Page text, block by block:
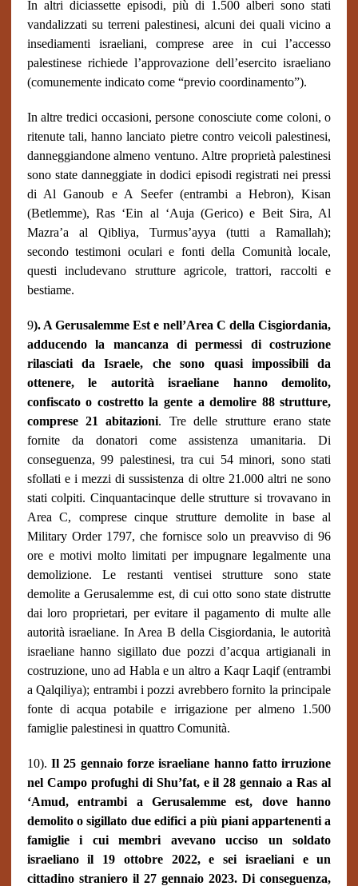
In altri diciassette episodi, più di 1.500 alberi sono stati
vandalizzati su terreni palestinesi, alcuni dei quali vicino a
insediamenti israeliani, comprese aree in cui l’accesso
palestinese richiede l’approvazione dell’esercito israeliano
(comunemente indicato come “previo coordinamento”).
In altre tredici occasioni, persone conosciute come coloni, o
ritenute tali, hanno lanciato pietre contro veicoli palestinesi,
danneggiandone almeno ventuno. Altre proprietà palestinesi
sono state danneggiate in dodici episodi registrati nei pressi
di Al Ganoub e A Seefer (entrambi a Hebron), Kisan
(Betlemme), Ras ‘Ein al ‘Auja (Gerico) e Beit Sira, Al
Mazra’a al Qibliya, Turmus’ayya (tutti a Ramallah);
secondo testimoni oculari e fonti della Comunità locale,
questi includevano strutture agricole, trattori, raccolti e
bestiame.
9). A Gerusalemme Est e nell’Area C della Cisgiordania,
adducendo la mancanza di permessi di costruzione
rilasciati da Israele,
che sono quasi impossibili da
ottenere, le autorità israeliane hanno demolito,
confiscato o costretto la gente a demolire 88 strutture,
comprese 21 abitazioni. Tre delle strutture erano state
fornite da donatori come assistenza umanitaria. Di
conseguenza, 99 palestinesi, tra cui 54 minori, sono stati
sfollati e i mezzi di sussistenza di oltre 21.000 altri ne sono
stati colpiti. Cinquantacinque delle strutture si trovavano in
Area C, comprese cinque strutture demolite in base al
Military Order 1797, che fornisce solo un preavviso di 96
ore e motivi molto limitati per impugnare legalmente una
demolizione. Le restanti ventisei strutture sono state
demolite a Gerusalemme est, di cui otto sono state distrutte
dai loro proprietari, per evitare il pagamento di multe alle
autorità israeliane. In Area B della Cisgiordania, le autorità
israeliane hanno sigillato due pozzi d’acqua artigianali in
costruzione, uno ad Habla e un altro a Kaqr Laqif (entrambi
a Qalqiliya); entrambi i pozzi avrebbero fornito la principale
fonte di acqua potabile e irrigazione per almeno 1.500
famiglie palestinesi in quattro Comunità.
10). Il 25 gennaio forze israeliane hanno fatto irruzione
nel Campo profughi di Shu’fat, e il 28 gennaio a Ras al
‘Amud, entrambi a Gerusalemme est, dove hanno
demolito o sigillato due edifici a più piani appartenenti a
famiglie i cui membri avevano ucciso un soldato
israeliano il 19 ottobre 2022, e sei israeliani e un
cittadino straniero il 27 gennaio 2023. Di conseguenza,